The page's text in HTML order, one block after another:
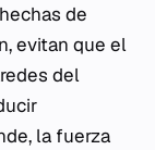
de
evitan que el
del
la fuerza